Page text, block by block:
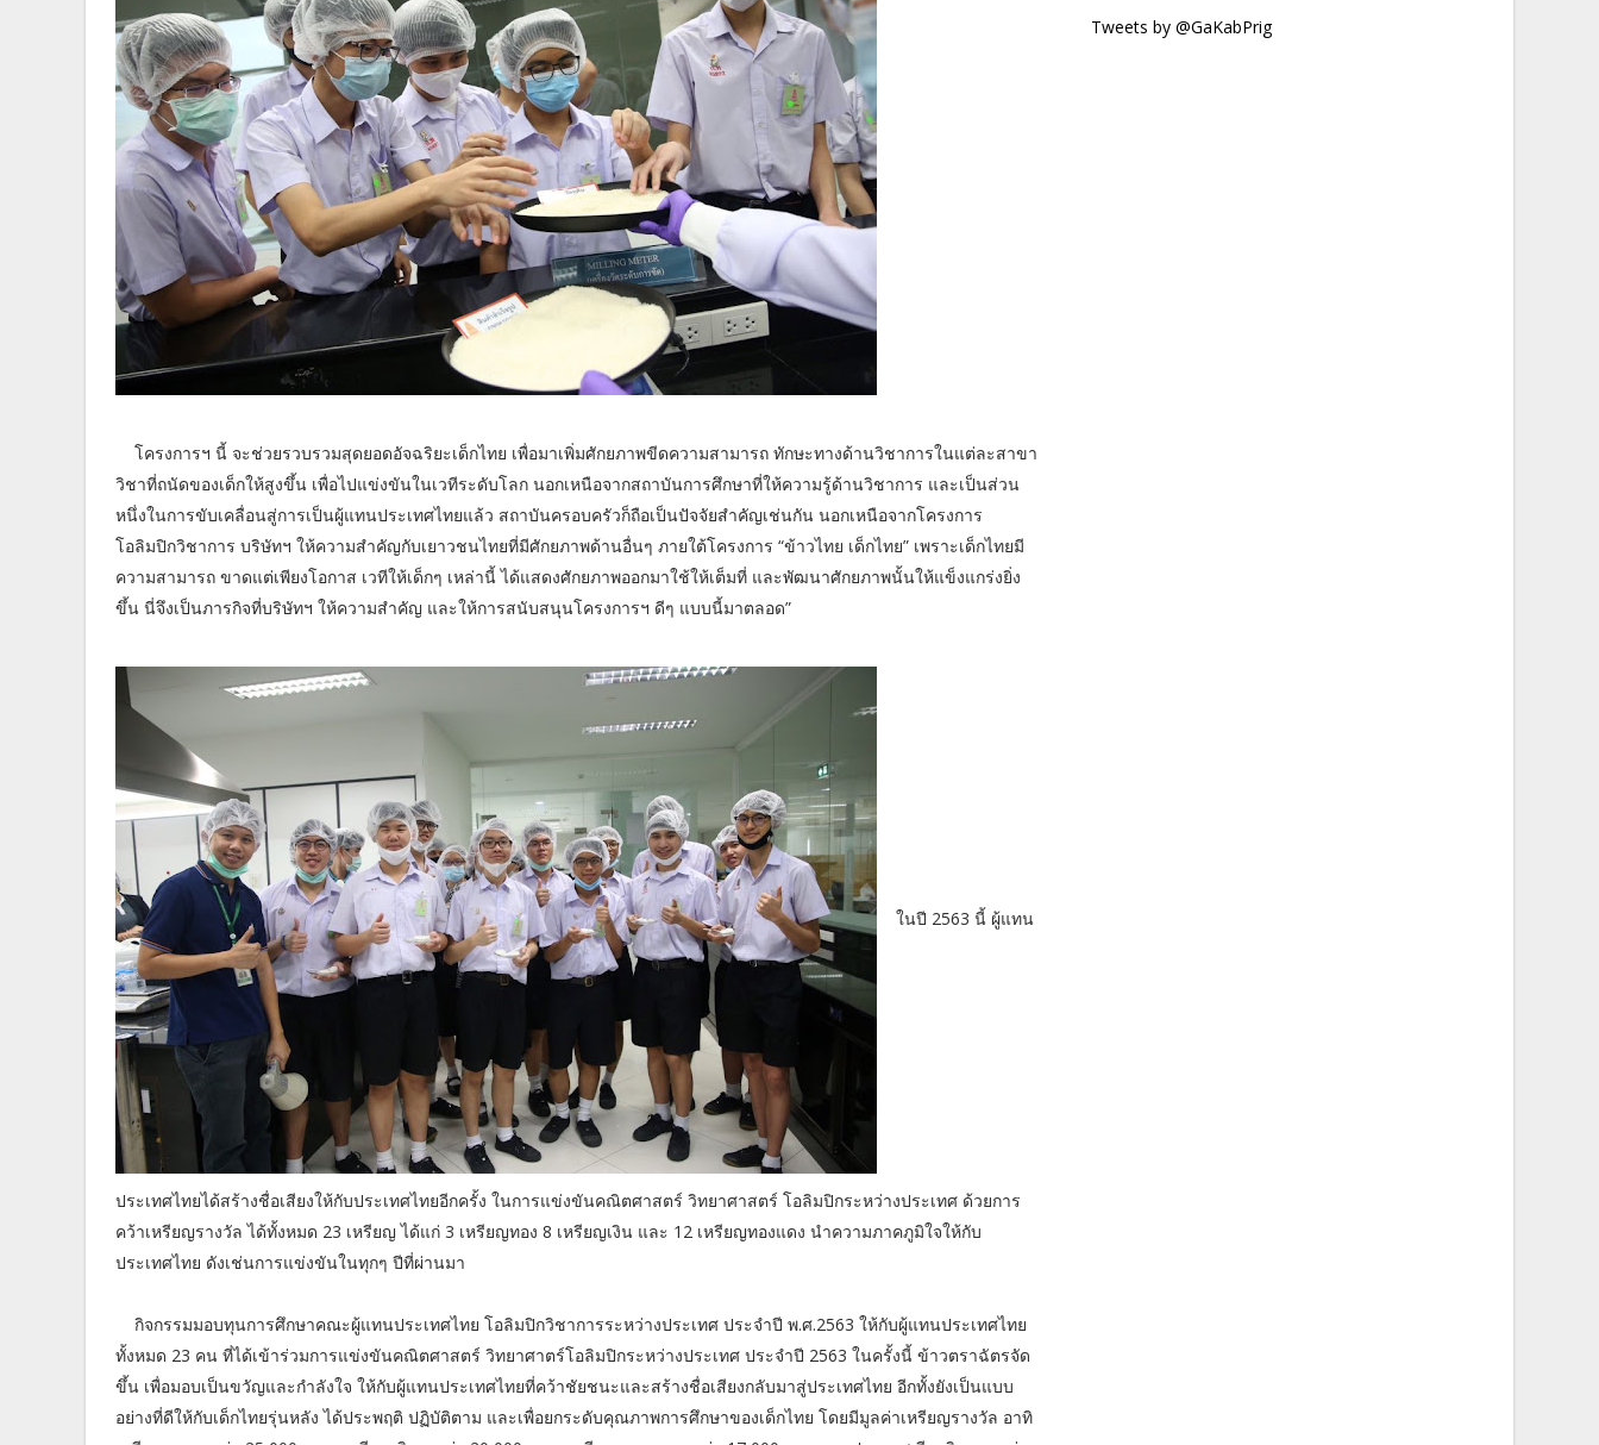
โครงการฯ นี้ จะช่วยรวบรวมสุดยอดอัจฉริยะเด็กไทย เพื่อมาเพิ่มศักยภาพขีดความสามารถ ทักษะทางด้านวิชาการในแต่ละสาขา
วิชาที่ถนัดของเด็กให้สูงขึ้น เพื่อไปแข่งขันในเวทีระดับโลก นอกเหนือจากสถาบันการศึกษาที่ให้ความรู้ด้านวิชาการ และเป็นส่วน
หนึ่งในการขับเคลื่อนสู่การเป็นผู้แทนประเทศไทยแล้ว สถาบันครอบครัวก็ถือเป็นปัจจัยสำคัญเช่นกัน นอกเหนือจากโครงการ
โอลิมปิกวิชาการ บริษัทฯ ให้ความสำคัญกับเยาวชนไทยที่มีศักยภาพด้านอื่นๆ ภายใต้โครงการ “ข้าวไทย เด็กไทย” เพราะเด็กไทยมี
ความสามารถ ขาดแต่เพียงโอกาส เวทีให้เด็กๆ เหล่านี้ ได้แสดงศักยภาพออกมาใช้ให้เต็มที่ และพัฒนาศักยภาพนั้นให้แข็งแกร่งยิ่ง
ขึ้น นี่จึงเป็นภารกิจที่บริษัทฯ ให้ความสำคัญ และให้การสนับสนุนโครงการฯ ดีๆ แบบนี้มาตลอด”
ในปี 2563 นี้ ผู้แทน
ประเทศไทยได้สร้างชื่อเสียงให้กับประเทศไทยอีกครั้ง ในการแข่งขันคณิตศาสตร์ วิทยาศาสตร์ โอลิมปิกระหว่างประเทศ ด้วยการ
คว้าเหรียญรางวัล ได้ทั้งหมด 23 เหรียญ ได้แก่ 3 เหรียญทอง 8 เหรียญเงิน และ 12 เหรียญทองแดง นำความภาคภูมิใจให้กับ
ประเทศไทย ดังเช่นการแข่งขันในทุกๆ ปีที่ผ่านมา
กิจกรรมมอบทุนการศึกษาคณะผู้แทนประเทศไทย โอลิมปิกวิชาการระหว่างประเทศ ประจำปี พ.ศ.2563 ให้กับผู้แทนประเทศไทย
ทั้งหมด 23 คน ที่ได้เข้าร่วมการแข่งขันคณิตศาสตร์ วิทยาศาตร์โอลิมปิกระหว่างประเทศ ประจำปี 2563 ในครั้งนี้ ข้าวตราฉัตรจัด
ขึ้น เพื่อมอบเป็นขวัญและกำลังใจ ให้กับผู้แทนประเทศไทยที่คว้าชัยชนะและสร้างชื่อเสียงกลับมาสู่ประเทศไทย อีกทั้งยังเป็นแบบ
อย่างที่ดีให้กับเด็กไทยรุ่นหลัง ได้ประพฤติ ปฏิบัติตาม และเพื่อยกระดับคุณภาพการศึกษาของเด็กไทย โดยมีมูลค่าเหรียญรางวัล อาทิ
Tweets by @GaKabPrig